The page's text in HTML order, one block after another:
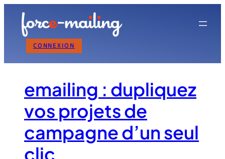
contenu
CONNEXION
emailing : dupliquez
vos projets de
campagne d’un seul
clic